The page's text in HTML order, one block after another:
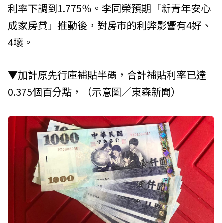
利率下調到1.775％。李同榮預期「新青年安心
成家房貸」推動後，對房市的利弊影響有4好、
4壞。
▼加計原先行庫補貼半碼，合計補貼利率已達
0.375個百分點，（示意圖／東森新聞）